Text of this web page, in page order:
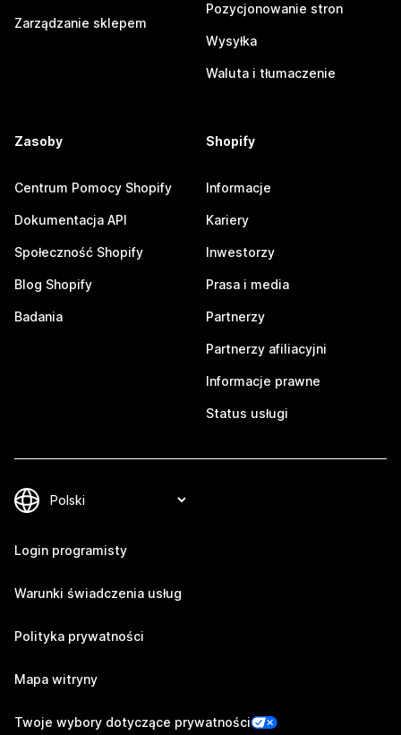
Zarządzanie sklepem
Pozycjonowanie stron
Wysyłka
Waluta i tłumaczenie
Zasoby
Centrum Pomocy Shopify
Dokumentacja API
Społeczność Shopify
Blog Shopify
Badania
Shopify
Informacje
Kariery
Inwestorzy
Prasa i media
Partnerzy
Partnerzy afiliacyjni
Informacje prawne
Status usługi
Login programisty
Warunki świadczenia usług
Polityka prywatności
Mapa witryny
Twoje wybory dotyczące prywatności